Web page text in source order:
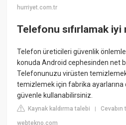
hurriyet.com.tr
Telefonu sıfırlamak iyi
Telefon üreticileri güvenlik
konuda Android cephesinden net
Telefonunuzu virüsten temizlemek
temizlemek için fabrika ayarlarına
güvenle kullanabilirsiniz.
Kaynak kaldırma talebi |Cevabın
webtekno.com